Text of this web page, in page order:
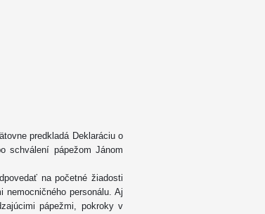
predkladá Deklaráciu o
schválení pápežom Jánom
na početné žiadosti
personálu. Aj
pápežmi, pokroky v